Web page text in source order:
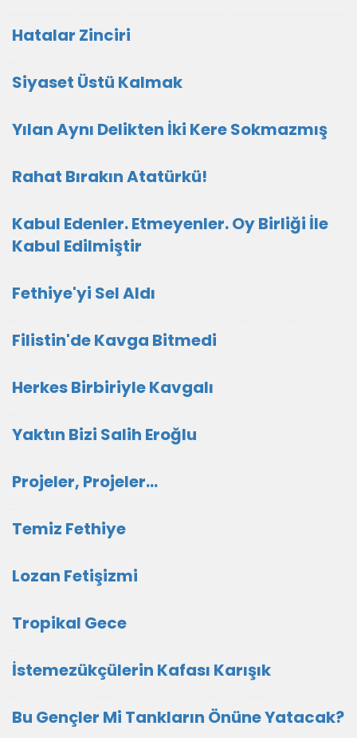
Hatalar Zinciri
Siyaset Üstü Kalmak
Yılan Aynı Delikten İki Kere Sokmazmış
Rahat Bırakın Atatürkü!
Kabul Edenler. Etmeyenler. Oy Birliği İle
Kabul Edilmiştir
Fethiye'yi Sel Aldı
Filistin'de Kavga Bitmedi
Herkes Birbiriyle Kavgalı
Yaktın Bizi Salih Eroğlu
Projeler, Projeler...
Temiz Fethiye
Lozan Fetişizmi
Tropikal Gece
İstemezükçülerin Kafası Karışık
Bu Gençler Mi Tankların Önüne Yatacak?